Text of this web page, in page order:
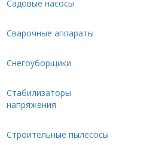
Садовые насосы
Сварочные аппараты
Снегоуборщики
Стабилизаторы
напряжения
Строительные пылесосы